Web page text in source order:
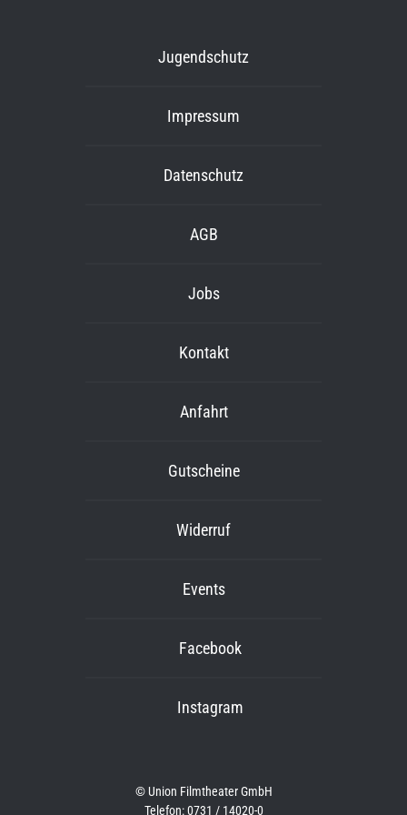
Jugendschutz
Impressum
Datenschutz
AGB
Jobs
Kontakt
Anfahrt
Gutscheine
Widerruf
Events
Facebook
Instagram
© Union Filmtheater GmbH
Telefon: 0731 / 14020-0